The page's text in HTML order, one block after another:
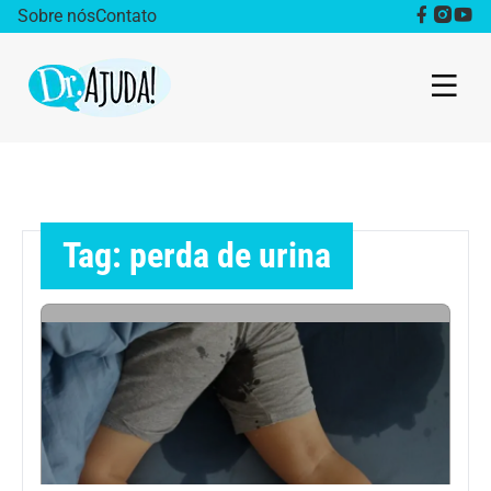
Sobre nósContato
Obesidade
Destaque
Bem estar
Vida Saudável
Saúde da mulher
Tag: perda de urina